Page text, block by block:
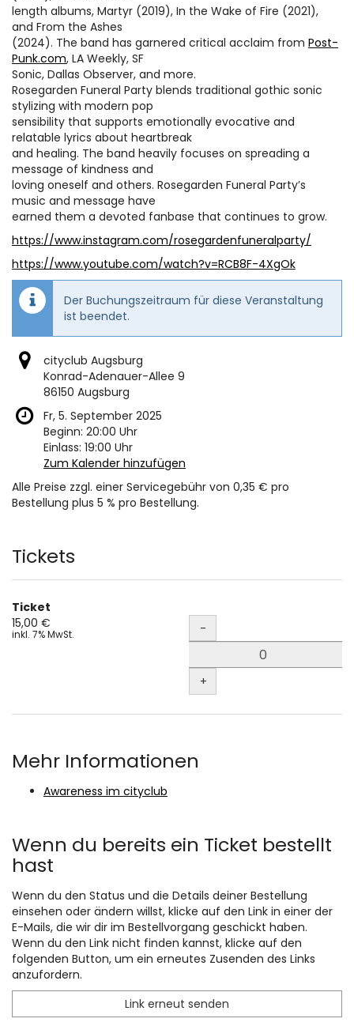
length albums, Martyr (2019), In the Wake of Fire (2021),
and From the Ashes
(2024). The band has garnered critical acclaim from Post-
Punk.com, LA Weekly, SF
Sonic, Dallas Observer, and more.
Rosegarden Funeral Party blends traditional gothic sonic
stylizing with modern pop
sensibility that supports emotionally evocative and
relatable lyrics about heartbreak
and healing. The band heavily focuses on spreading a
message of kindness and
loving oneself and others. Rosegarden Funeral Party’s
music and message have
earned them a devoted fanbase that continues to grow.
https://www.instagram.com/rosegardenfuneralparty/
https://www.youtube.com/watch?v=RCB8F-4XgOk
Der Buchungszeitraum für diese Veranstaltung
ist beendet.
cityclub Augsburg
Konrad-Adenauer-Allee 9
86150 Augsburg
Fr, 5. September 2025
Beginn: 20:00 Uhr
Einlass: 19:00 Uhr
Zum Kalender hinzufügen
Alle Preise zzgl. einer Servicegebühr von 0,35 € pro
Bestellung plus 5 % pro Bestellung.
Produkte
Tickets
Ticket
15,00 €
inkl. 7% MwSt. Menge
-
+
Mehr Informationen
Awareness im cityclub
Wenn du bereits ein Ticket bestellt
hast
Wenn du den Status und die Details deiner Bestellung
einsehen oder ändern willst, klicke auf den Link in einer der
E-Mails, die wir dir im Bestellvorgang geschickt haben.
Wenn du den Link nicht finden kannst, klicke auf den
folgenden Button, um ein erneutes Zusenden des Links
anzufordern.
Link erneut senden